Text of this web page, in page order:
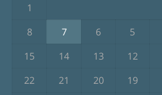
1
5
6
7
8
12
13
14
15
19
20
21
22